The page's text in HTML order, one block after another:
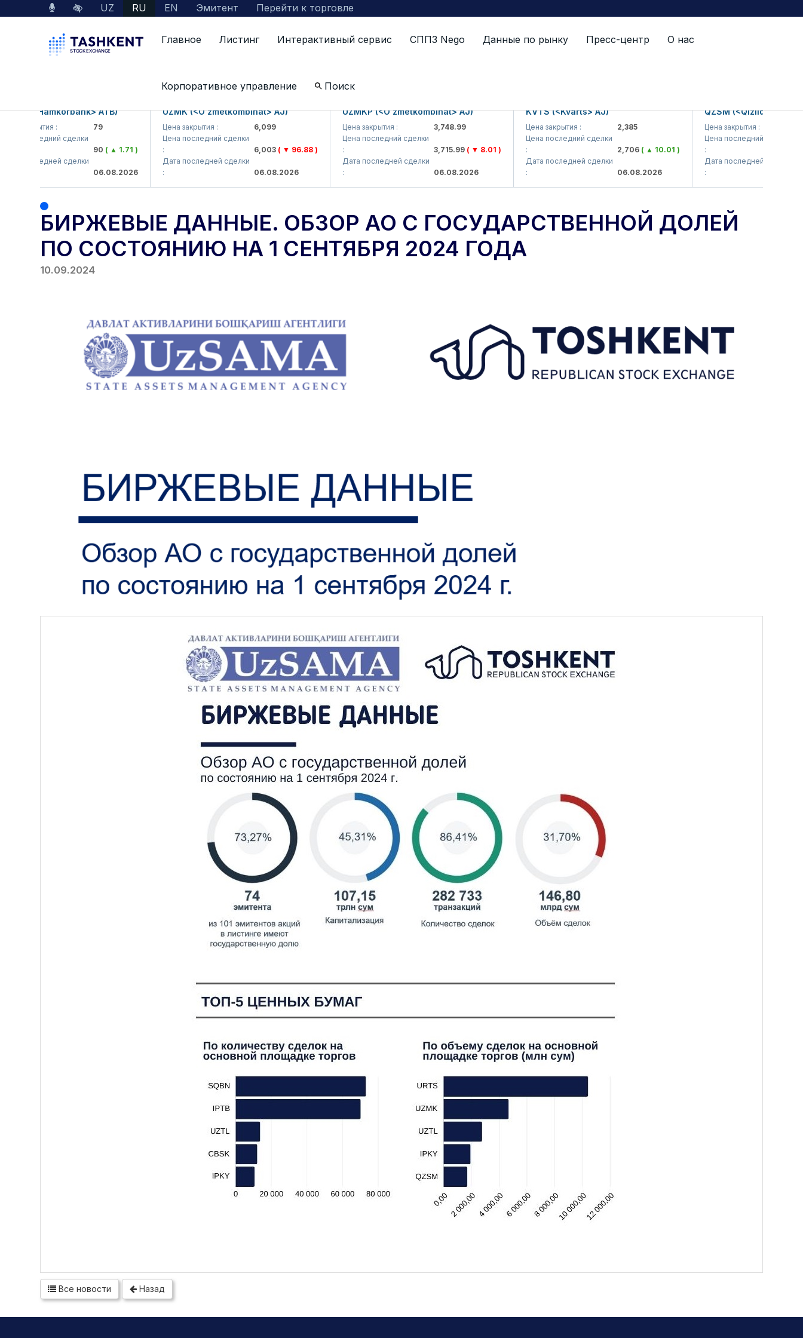
UZ RU EN Эмитент Перейти к торговле
Главное Листинг Интерактивный сервис СППЗ Nego Данные по рынку Пресс-центр О нас
Корпоративное управление Поиск
Results Биржевые данные. Обзор АО с государственной долей по состоянию на 1 сентября 2024 года
(<Hamkorbank> ATB)
закрытия :
последний сделки
( ▲ 1.71 )
последней сделки
06.08.2026
UZMK (<O'zmetkombinat> AJ)
Цена закрытия :
6,099
Цена последний сделки
6,003( ▼ 96.88 )
Дата последней сделки
06.08.2026
UZMKP (<O'zmetkombinat> AJ)
Цена закрытия :
3,748.99
Цена последний сделки
3,715.99( ▼ 8.01 )
Дата последней сделки
06.08.2026
KVTS (<Kvarts> AJ)
Цена закрытия :
2,385
Цена последний сделки
2,706( ▲ 10.01 )
Дата последней сделки
06.08.2026
QZSM (<Qizilqumsement>
Цена закрытия :
Цена последний сделки
Дата последней сделки
БИРЖЕВЫЕ ДАННЫЕ. ОБЗОР АО С ГОСУДАРСТВЕННОЙ ДОЛЕЙ
ПО СОСТОЯНИЮ НА 1 СЕНТЯБРЯ 2024 ГОДА
10.09.2024
Все новости Назад